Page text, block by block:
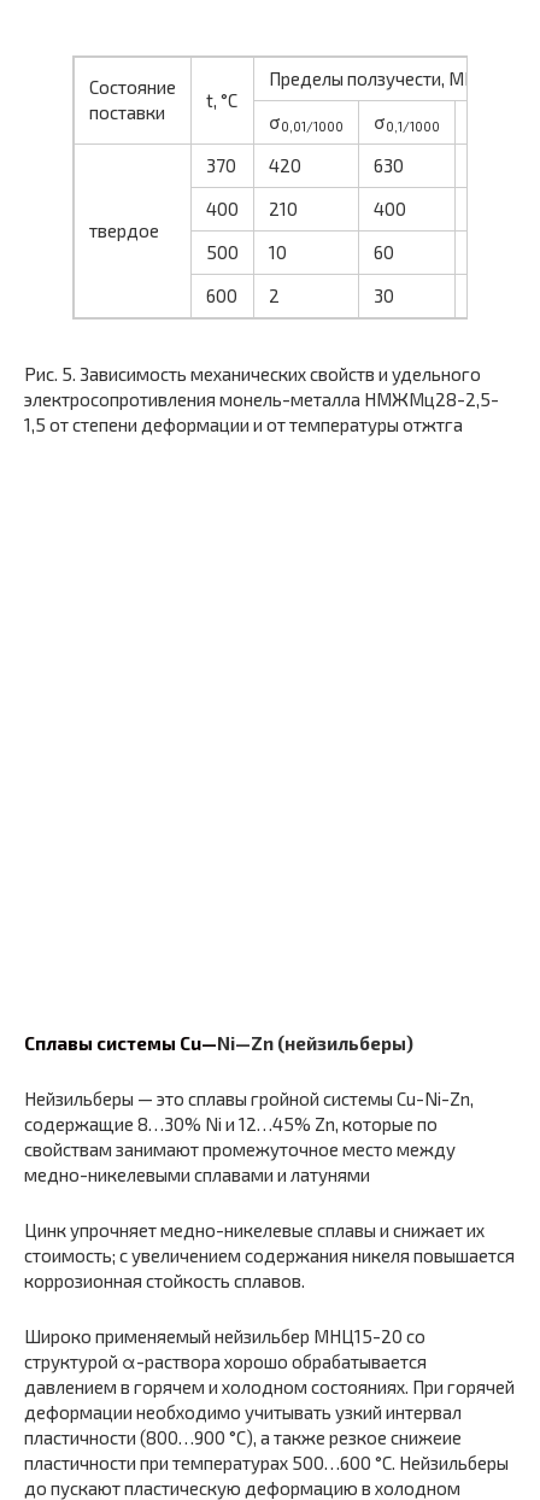
Состояние
поставки
t, °C
Пределы ползучести, МПа
σ0,01/1000 σ0,1/1000
твердое
370 420 630
400
210 400
500
10 60
600
2 30
Рис. 5. Зависимость механических свойств и удельного
электросопротивления монель-металла НМЖМц28-2,5-
1,5 от степени деформации и от температуры отжтга
Сплавы системы Cu—Ni—Zn (нейзильберы)
Нейзильберы — это сплавы гройной системы Cu-Ni-Zn,
содержащие 8…30% Ni и 12…45% Zn, которые по
свойствам занимают промежуточное место между
медно-никелевыми сплавами и латунями
Цинк упрочняет медно-никелевые сплавы и снижает их
стоимость; с увеличением содержания никеля повышается
коррозионная стойкость сплавов.
Широко применяемый нейзильбер МНЦ15-20 со
структурой α-раствора хорошо обрабатывается
давлением в горячем и холодном состояниях. При горячей
деформации необходимо учитывать узкий интервал
пластичности (800…900 °С), а также резкое снижеие
пластичности при температурах 500…600 °С. Нейзильберы
до пускают пластическую деформацию в холодном